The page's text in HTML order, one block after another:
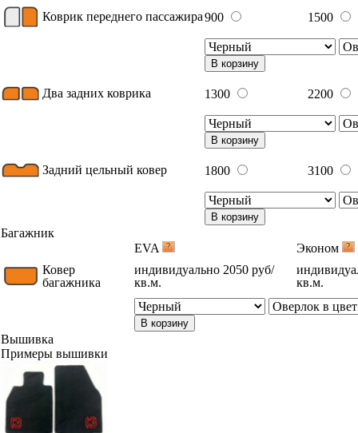
Коврик переднего пассажира900 1500
В корзину
Два задних коврика 1300 2200
В корзину
Задний цельный ковер 1800 3100
В корзину
Багажник
EVA
Эконом
Ковер
багажника
индивидуально 2050 руб/
кв.м.
кв.м.
В корзину
Вышивка
Примеры вышивки